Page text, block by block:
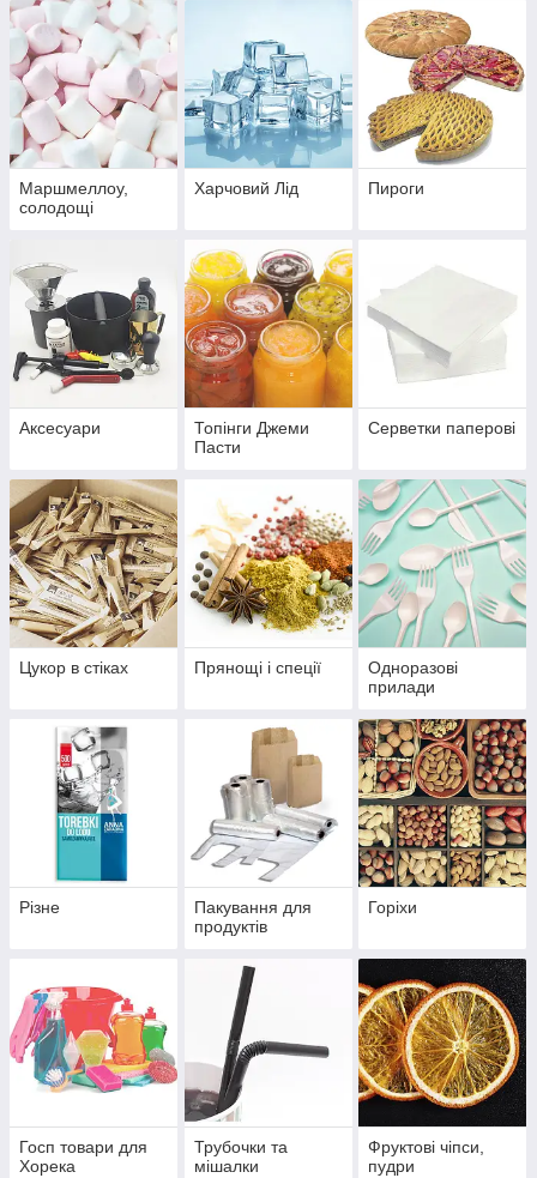
Маршмеллоу,
солодощі
Харчовий Лід Пироги
Аксесуари
Топінги Джеми
Пасти
Серветки паперові
Цукор в стіках Прянощі і спеції
Одноразові
прилади
Різне
Пакування для
продуктів
Горіхи
Госп товари для
Хорека
Трубочки та
мішалки
Фруктові чіпси,
пудри